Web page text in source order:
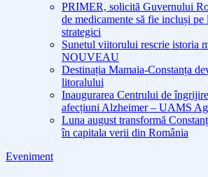
PRIMER, solicită Guvernului
de medicamente să fie incluși
strategici
Sunetul viitorului rescrie istoria
NOUVEAU
Destinația Mamaia-Constanța
litoralului
Inaugurarea Centrului de
afecțiuni Alzheimer – UAMS
Luna august transformă
în capitala verii din România
Eveniment